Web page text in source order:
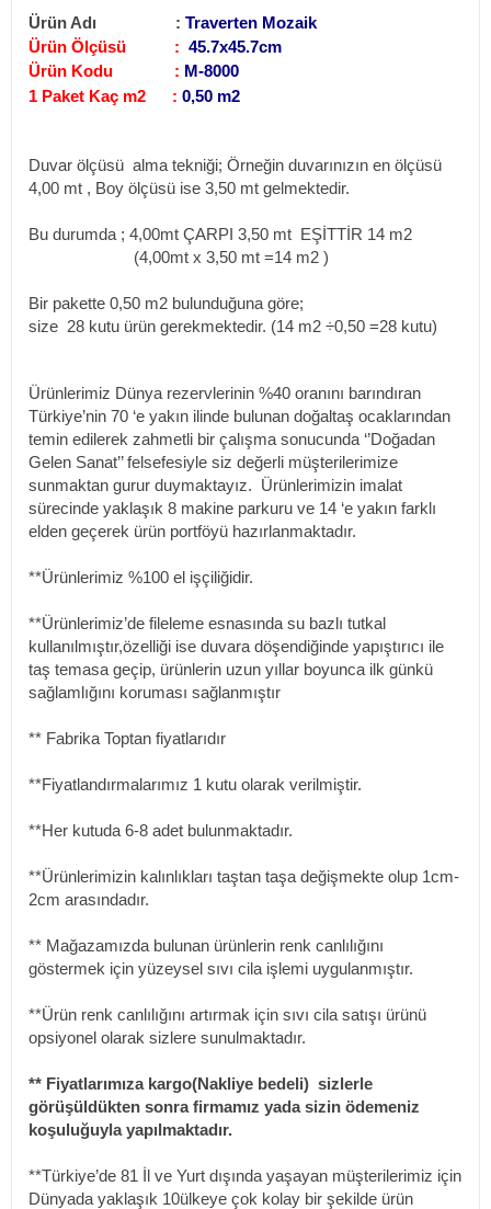
Ürün Adı : Traverten Mozaik
Ürün Ölçüsü : 45.7x45.7cm
Ürün Kodu : M-8000
1 Paket Kaç m2 : 0,50 m2
Duvar ölçüsü alma tekniği; Örneğin duvarınızın en ölçüsü
4,00 mt , Boy ölçüsü ise 3,50 mt gelmektedir.
Bu durumda ; 4,00mt ÇARPI 3,50 mt EŞİTTİR 14 m2
(4,00mt x 3,50 mt =14 m2 )
Bir pakette 0,50 m2 bulunduğuna göre;
size 28 kutu ürün gerekmektedir. (14 m2 ÷0,50 =28 kutu)
Ürünlerimiz Dünya rezervlerinin %40 oranını barındıran
Türkiye’nin 70 ‘e yakın ilinde bulunan doğaltaş ocaklarından
temin edilerek zahmetli bir çalışma sonucunda ‘’Doğadan
Gelen Sanat’’ felsefesiyle siz değerli müşterilerimize
sunmaktan gurur duymaktayız. Ürünlerimizin imalat
sürecinde yaklaşık 8 makine parkuru ve 14 ‘e yakın farklı
elden geçerek ürün portföyü hazırlanmaktadır.
**Ürünlerimiz %100 el işçiliğidir.
**Ürünlerimiz’de fileleme esnasında su bazlı tutkal
kullanılmıştır,özelliği ise duvara döşendiğinde yapıştırıcı ile
taş temasa geçip, ürünlerin uzun yıllar boyunca ilk günkü
sağlamlığını koruması sağlanmıştır
** Fabrika Toptan fiyatlarıdır
**Fiyatlandırmalarımız 1 kutu olarak verilmiştir.
**Her kutuda 6-8 adet bulunmaktadır.
**Ürünlerimizin kalınlıkları taştan taşa değişmekte olup 1cm-
2cm arasındadır.
** Mağazamızda bulunan ürünlerin renk canlılığını
göstermek için yüzeysel sıvı cila işlemi uygulanmıştır.
**Ürün renk canlılığını artırmak için sıvı cila satışı ürünü
opsiyonel olarak sizlere sunulmaktadır.
** Fiyatlarımıza kargo(Nakliye bedeli) sizlerle
görüşüldükten sonra firmamız yada sizin ödemeniz
koşuluğuyla yapılmaktadır.
**Türkiye’de 81 İl ve Yurt dışında yaşayan müşterilerimiz için
Dünyada yaklaşık 10ülkeye çok kolay bir şekilde ürün